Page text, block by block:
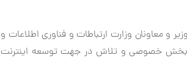
و معاونان وزارت ارتباطات و فناوری اطلاعات و
بخش خصوصی و تلاش در جهت توسعه اینترنت